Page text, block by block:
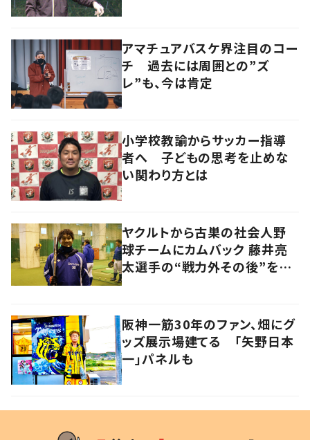
アマチュアバスケ界注目のコー
チ 過去には周囲との”ズ
レ”も、今は肯定
小学校教諭からサッカー指導
者へ 子どもの思考を止めな
い関わり方とは
ヤクルトから古巣の社会人野
球チームにカムバック 藤井亮
太選手の“戦力外その後”を追
阪神一筋30年のファン、畑にグ
ッズ展示場建てる 「矢野日本
一」パネルも